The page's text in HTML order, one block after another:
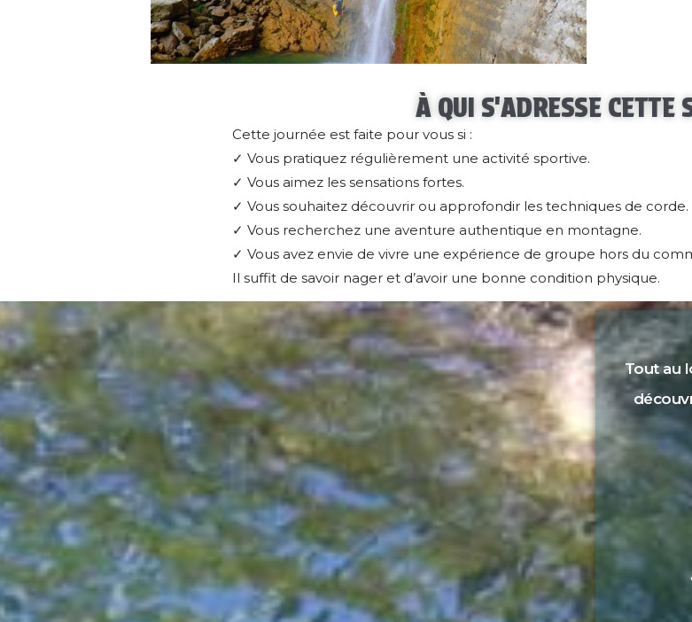
À QUI S'ADRESSE CETTE
Cette journée est faite pour vous si :
✓ Vous pratiquez régulièrement une activité sportive.
✓ Vous aimez les sensations fortes.
✓ Vous souhaitez découvrir ou approfondir les techniques de corde.
✓ Vous recherchez une aventure authentique en montagne.
✓ Vous avez envie de vivre une expérience de groupe hors du
Il suffit de savoir nager et d’avoir une bonne condition physique.
Tout au